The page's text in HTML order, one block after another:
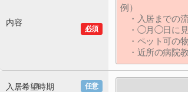
必須
内容
任意
入居希望時期